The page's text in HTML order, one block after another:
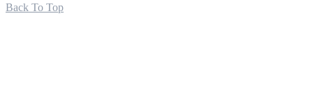
Back To Top